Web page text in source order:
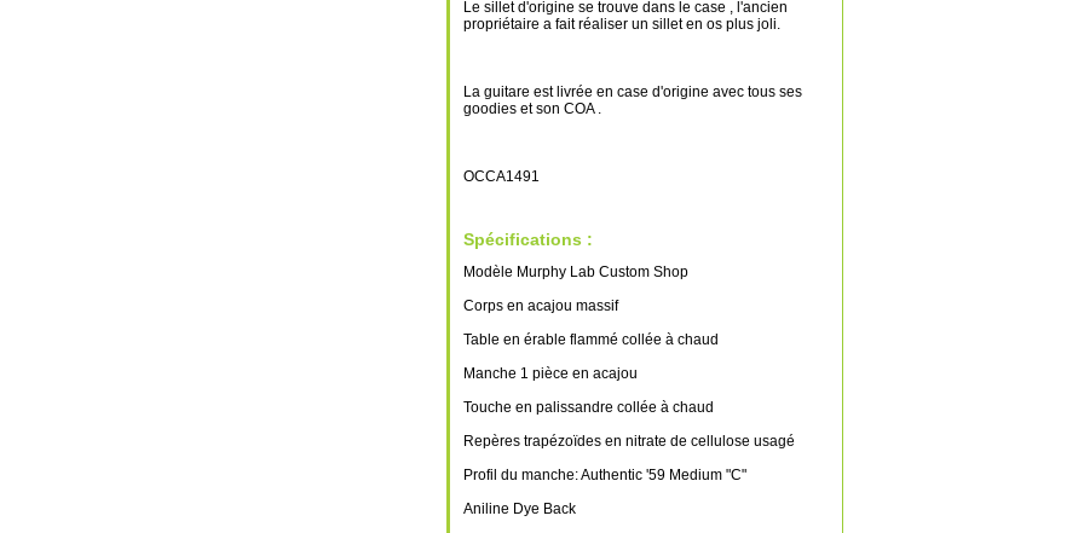
Le sillet d'origine se trouve dans le case , l'ancien
propriétaire a fait réaliser un sillet en os plus joli.
La guitare est livrée en case d'origine avec tous ses
goodies et son COA .
OCCA1491
Spécifications :
Modèle Murphy Lab Custom Shop
Corps en acajou massif
Table en érable flammé collée à chaud
Manche 1 pièce en acajou
Touche en palissandre collée à chaud
Repères trapézoïdes en nitrate de cellulose usagé
Profil du manche: Authentic '59 Medium "C"
Aniline Dye Back